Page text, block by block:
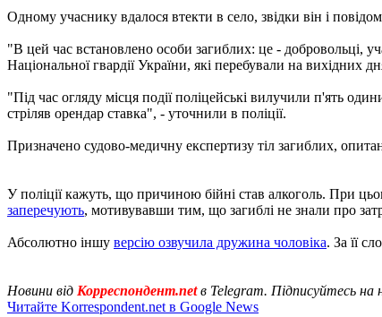
Одному учаснику вдалося втекти в село, звідки він і
"В цей час встановлено особи загиблих: це - добровольці,
Національної гвардії України, які перебували на вихідних
"Під час огляду місця події поліцейські вилучили п'ять
стріляв орендар ставка", - уточнили в поліції.
Призначено судово-медичну експертизу тіл загиблих,
У поліції кажуть, що причиною бійні став алкоголь. При
заперечують, мотивувавши тим, що загиблі не знали про
Абсолютно іншу версію озвучила дружина чоловіка. За її
Новини від Корреспондент.netв Telegram. Підписуйтесь на
Читайте Korrespondent.net в Google News